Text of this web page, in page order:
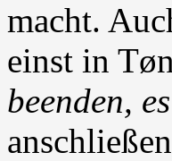
macht.
einst in
beenden,